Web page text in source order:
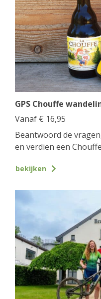
GPS Chouffe
Vanaf € 16,95
Beantwoord de
en verdien een
bekijken